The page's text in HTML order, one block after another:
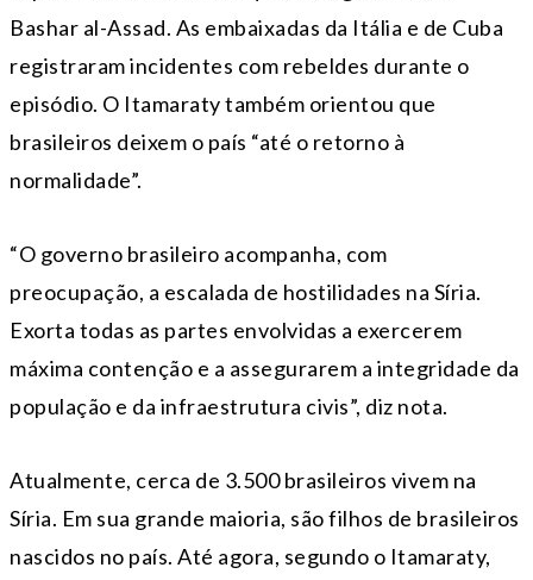
Bashar al-Assad. As embaixadas da Itália e de Cuba
registraram incidentes com rebeldes durante o
episódio. O Itamaraty também orientou que
brasileiros deixem o país “até o retorno à
normalidade”.
“O governo brasileiro acompanha, com
preocupação, a escalada de hostilidades na Síria.
Exorta todas as partes envolvidas a exercerem
máxima contenção e a assegurarem a integridade da
população e da infraestrutura civis”, diz nota.
Atualmente, cerca de 3.500 brasileiros vivem na
Síria. Em sua grande maioria, são filhos de brasileiros
nascidos no país. Até agora, segundo o Itamaraty,